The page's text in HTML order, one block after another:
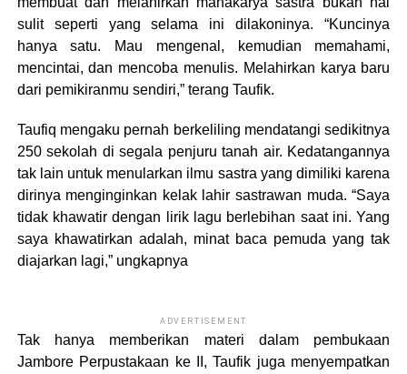
sulit seperti yang selama ini dilakoninya. “Kuncinya
hanya satu. Mau mengenal, kemudian memahami,
mencintai, dan mencoba menulis. Melahirkan karya baru
dari pemikiranmu sendiri,” terang Taufik.
Taufiq mengaku pernah berkeliling mendatangi sedikitnya
250 sekolah di segala penjuru tanah air. Kedatangannya
tak lain untuk menularkan ilmu sastra yang dimiliki karena
dirinya menginginkan kelak lahir sastrawan muda. “Saya
tidak khawatir dengan lirik lagu berlebihan saat ini. Yang
saya khawatirkan adalah, minat baca pemuda yang tak
diajarkan lagi,” ungkapnya
ADVERTISEMENT
Tak hanya memberikan materi dalam pembukaan
Jambore Perpustakaan ke II, Taufik juga menyempatkan